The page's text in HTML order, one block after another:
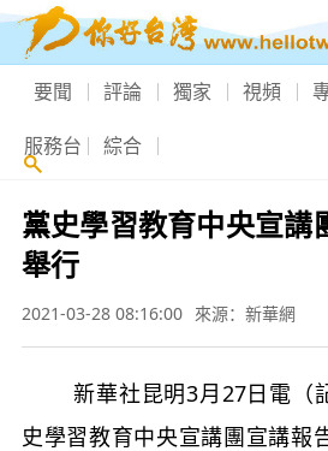
要聞 評論 獨家 視頻
服務台 綜合
黨史學習教育中央宣講
舉行
2021-03-28 08:16:00 來源：新華網
新華社昆明3月27日電（
史學習教育中央宣講團宣講報